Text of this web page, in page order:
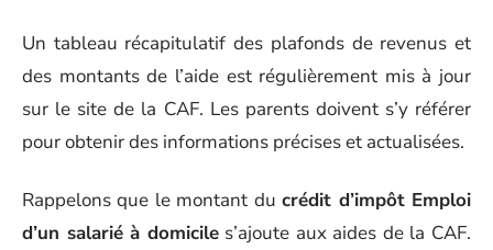
Un tableau récapitulatif des plafonds de revenus et
des montants de l’aide est régulièrement mis à jour
sur le site de la CAF. Les parents doivent s’y référer
pour obtenir des informations précises et actualisées.
Rappelons que le montant ducrédit d’impôt Emploi
d’un salarié à domiciles’ajoute aux aides de la CAF.